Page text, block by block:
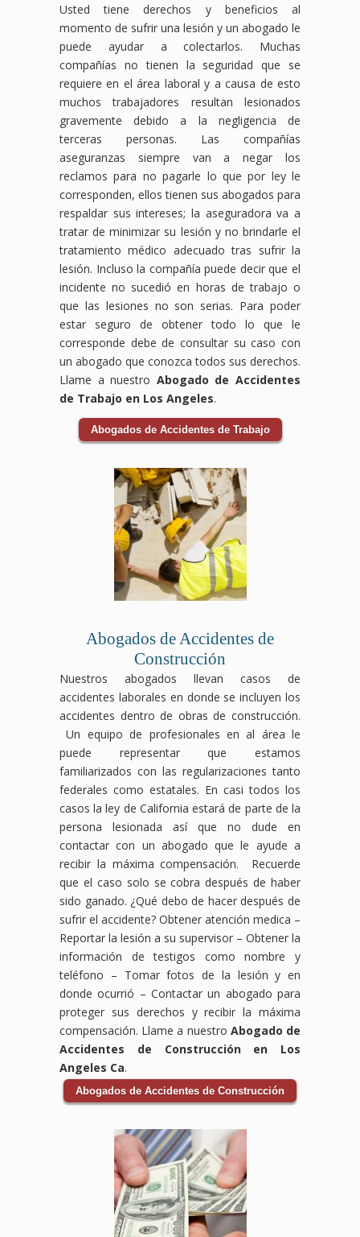
Usted tiene derechos y beneficios al
momento de sufrir una lesión y un abogado le
puede ayudar a colectarlos. Muchas
compañías no tienen la seguridad que se
requiere en el área laboral y a causa de esto
muchos trabajadores resultan lesionados
gravemente debido a la negligencia de
terceras personas. Las compañías
aseguranzas siempre van a negar los
reclamos para no pagarle lo que por ley le
corresponden, ellos tienen sus abogados para
respaldar sus intereses; la aseguradora va a
tratar de minimizar su lesión y no brindarle el
tratamiento médico adecuado tras sufrir la
lesión. Incluso la compañía puede decir que el
incidente no sucedió en horas de trabajo o
que las lesiones no son serias. Para poder
estar seguro de obtener todo lo que le
corresponde debe de consultar su caso con
un abogado que conozca todos sus derechos.
Llame a nuestro Abogado de Accidentes
de Trabajo en Los Angeles.
Abogados de Accidentes de Trabajo
Abogados de Accidentes de
Construcción
Nuestros abogados llevan casos de
accidentes laborales en donde se incluyen los
accidentes dentro de obras de construcción.
Un equipo de profesionales en al área le
puede representar que estamos
familiarizados con las regularizaciones tanto
federales como estatales. En casi todos los
casos la ley de California estará de parte de la
persona lesionada así que no dude en
contactar con un abogado que le ayude a
recibir la máxima compensación. Recuerde
que el caso solo se cobra después de haber
sido ganado. ¿Qué debo de hacer después de
sufrir el accidente? Obtener atención medica –
Reportar la lesión a su supervisor – Obtener la
información de testigos como nombre y
teléfono – Tomar fotos de la lesión y en
donde ocurrió – Contactar un abogado para
proteger sus derechos y recibir la máxima
compensación. Llame a nuestro Abogado de
Accidentes de Construcción en Los
Angeles Ca.
Abogados de Accidentes de Construcción